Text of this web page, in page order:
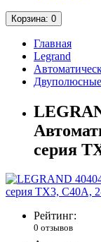
Корзина: 0
Главная
Legrand
серия
Рейтинг:
0 отзывов